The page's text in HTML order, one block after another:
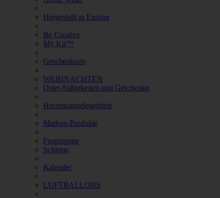
Hergestellt in Europa
Be Creative
My Kit™
Geschenksets
WEIHNACHTEN
Oster-Süßigkeiten und Geschenke
Herzensangelegenheit
Marken-Produkte
Feuerzeuge
Schirme
Kalender
LUFTBALLONS